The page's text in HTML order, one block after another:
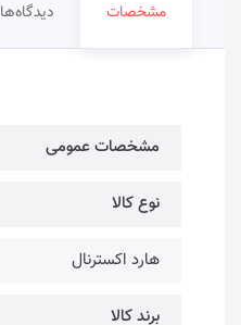
مشخصات دیدگاه‌ها
مشخصات عمومی
نوع کالا
هارد اکسترنال
برند کالا